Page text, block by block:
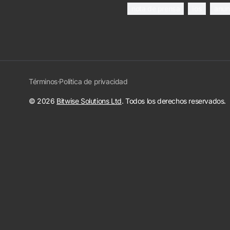
Términos·Política de privacidad
© 2026 Bitwise Solutions Ltd. Todos los derechos reservados.